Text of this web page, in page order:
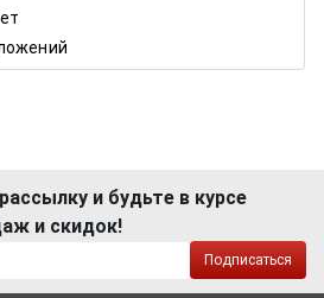
и будьте в курсе
и скидок!
Подписаться